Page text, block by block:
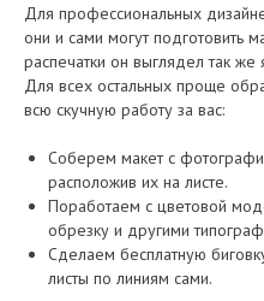
Для профессиональных
они и сами могут подготовить
распечатки он выглядел так
Для всех остальных проще
всю скучную работу за вас:
Соберем макет с
расположив их на листе.
Поработаем с цветовой
обрезку и другими
Сделаем бесплатную
листы по линиям сами.